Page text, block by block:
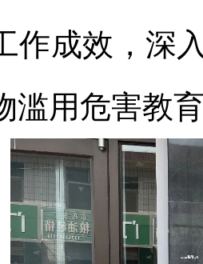
作成效， 深
滥用危害教